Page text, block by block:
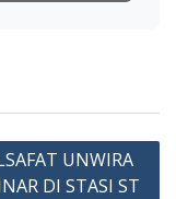
UNWIRA
DI STASI ST